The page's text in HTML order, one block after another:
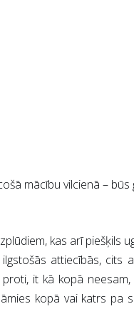
mācību vilcienā – būs
kas arī piešķils
attiecībās, cits
it kā kopā
kopā vai katrs pa